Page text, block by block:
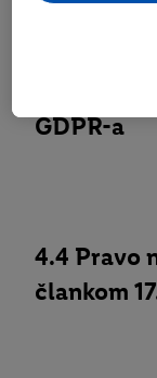
4.3 Pravo
GDPR-a
4.4 Pravo
člankom
uključujući
kojem trenutku s